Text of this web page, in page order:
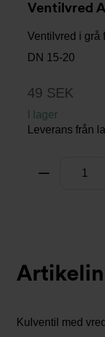
Ventilvred
Ventilvred i grå
DN 15-20
49 SEK
I lager
Leverans från
Ta bort
Kulventil med